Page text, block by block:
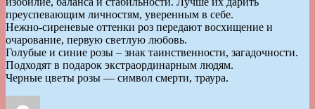
преуспевающим личностям, уверенным в себе.
Нежно-сиреневые оттенки роз передают восхищение и
очарование, первую светлую любовь.
Голубые и синие розы – знак таинственности, загадочности.
Подходят в подарок экстраординарным людям.
Черные цветы розы — символ смерти, траура.